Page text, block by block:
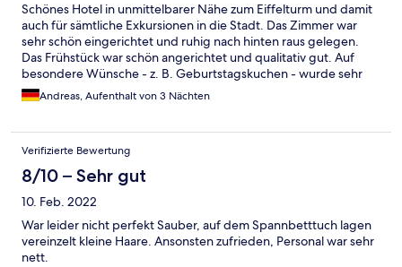
Schönes Hotel in unmittelbarer Nähe zum Eiffelturm und damit
auch für sämtliche Exkursionen in die Stadt. Das Zimmer war
sehr schön eingerichtet und ruhig nach hinten raus gelegen.
Das Frühstück war schön angerichtet und qualitativ gut. Auf
besondere Wünsche - z. B. Geburtstagskuchen - wurde sehr
positiv eingegangen und mit einer persönlichen Note
umgesetzt.
Andreas, Aufenthalt von 3 Nächten
Verifizierte Bewertung
8/10 – Sehr gut
10. Feb. 2022
War leider nicht perfekt Sauber, auf dem Spannbetttuch lagen
vereinzelt kleine Haare. Ansonsten zufrieden, Personal war sehr
nett.